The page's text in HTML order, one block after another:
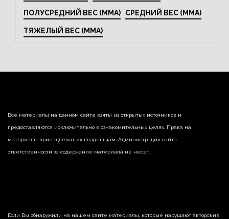
ПОЛУСРЕДНИЙ ВЕС (MMA) СРЕДНИЙ ВЕС (MMA)
ТЯЖЕЛЫЙ ВЕС (MMA)
Все материалы на данном сайте взяты из открытых источников и
предоставляются исключительно в ознакомительных целях. Права на
материалы принадлежат их владельцам. Администрация сайта
ответственности за содержание материала не несет.
Если Вы обнаружили на нашем сайте материалы, которые нарушают авторские